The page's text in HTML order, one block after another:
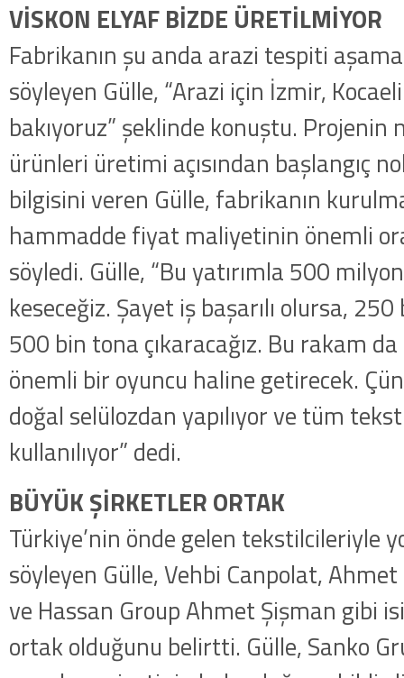
VİSKON ELYAF BİZDE ÜRETİLMİYOR
Fabrikanın şu anda arazi tespiti
söyleyen Gülle, “Arazi için İzmir,
bakıyoruz” şeklinde konuştu.
ürünleri üretimi açısından başlangıç
bilgisini veren Gülle, fabrikanın
hammadde fiyat maliyetinin önemli
söyledi. Gülle, “Bu yatırımla 500
keseceğiz. Şayet iş başarılı olursa,
500 bin tona çıkaracağız. Bu rakam
önemli bir oyuncu haline getirecek.
doğal selülozdan yapılıyor ve tüm
kullanılıyor” dedi.
BÜYÜK ŞİRKETLER ORTAK
Türkiye’nin önde gelen tekstilcileriyle
söyleyen Gülle, Vehbi Canpolat,
ve Hassan Group Ahmet Şişman gibi
ortak olduğunu belirtti. Gülle, Sanko